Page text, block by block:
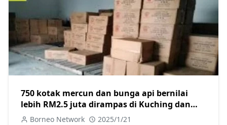
750 kotak mercun dan bunga api bernilai
lebih RM2.5 juta dirampas di Kuching dan
Miri, dua ditangkap
Borneo Network 2025/1/21